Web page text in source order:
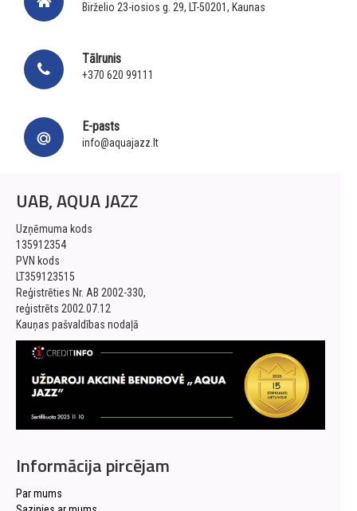
Birželio 23-iosios g. 29, LT-50201, Kaunas
Tālrunis
+370 620 99111
E-pasts
info@aquajazz.lt
UAB, AQUA JAZZ
Uzņēmuma kods
135912354
PVN kods
LT359123515
Reģistrēties Nr. AB 2002-330,
reģistrēts 2002.07.12
Kauņas pašvaldības nodaļā
Informācija pircējam
Par mums